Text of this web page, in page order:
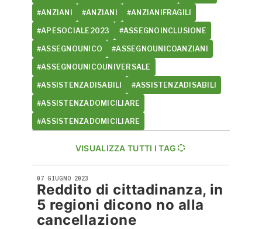
#ANZIANI #ANZIANI #ANZIANIFRAGILI
#APESOCIALE2023 #ASSEGNOINCLUSIONE
#ASSEGNOUNICO #ASSEGNOUNICOANZIANI
#ASSEGNOUNICOUNIVERSALE
#ASSISTENZADISABILI #ASSISTENZADISABILI
#ASSISTENZADOMICILIARE
#ASSISTENZADOMICILIARE
VISUALIZZA TUTTI I TAG
07 GIUGNO 2023
Reddito di cittadinanza, in
5 regioni dicono no alla
cancellazione